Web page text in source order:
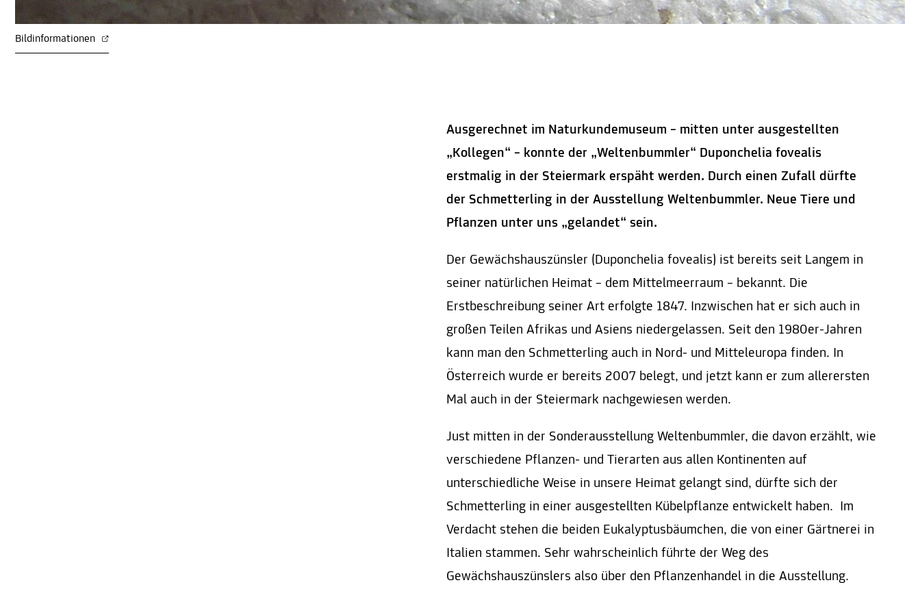
Bildinformationen
Ausgerechnet im Naturkundemuseum – mitten unter ausgestellten
„Kollegen“ – konnte der „Weltenbummler“ Duponchelia fovealis
erstmalig in der Steiermark erspäht werden. Durch einen Zufall dürfte
der Schmetterling in der Ausstellung Weltenbummler. Neue Tiere und
Pflanzen unter uns „gelandet“ sein.
Der Gewächshauszünsler (Duponchelia fovealis) ist bereits seit Langem in
seiner natürlichen Heimat – dem Mittelmeerraum – bekannt. Die
Erstbeschreibung seiner Art erfolgte 1847. Inzwischen hat er sich auch in
großen Teilen Afrikas und Asiens niedergelassen. Seit den 1980er-Jahren
kann man den Schmetterling auch in Nord- und Mitteleuropa finden. In
Österreich wurde er bereits 2007 belegt, und jetzt kann er zum allerersten
Mal auch in der Steiermark nachgewiesen werden.
Just mitten in der Sonderausstellung Weltenbummler, die davon erzählt, wie
verschiedene Pflanzen- und Tierarten aus allen Kontinenten auf
unterschiedliche Weise in unsere Heimat gelangt sind, dürfte sich der
Schmetterling in einer ausgestellten Kübelpflanze entwickelt haben. Im
Verdacht stehen die beiden Eukalyptusbäumchen, die von einer Gärtnerei in
Italien stammen. Sehr wahrscheinlich führte der Weg des
Gewächshauszünslers also über den Pflanzenhandel in die Ausstellung.